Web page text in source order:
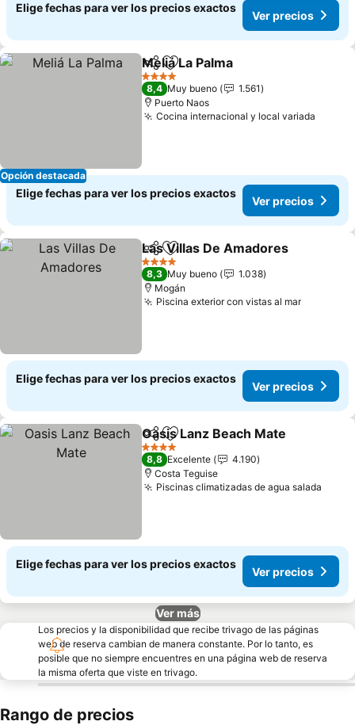
Elige fechas para ver los precios exactos
Ver precios
Opción destacada
CompartirAgregar a favoritos
Meliá La Palma
4 Estrellas
8,4 Muy bueno
1.561
Puerto Naos
Cocina internacional y local variada
Elige fechas para ver los precios exactos
Ver precios
CompartirAgregar a favoritos
Las Villas De Amadores
4 Estrellas
8,3 Muy bueno
1.038
Mogán
Piscina exterior con vistas al mar
Elige fechas para ver los precios exactos
Ver precios
CompartirAgregar a favoritos
Oasis Lanz Beach Mate
4 Estrellas
8,8 Excelente
4.190
Costa Teguise
Piscinas climatizadas de agua salada
Elige fechas para ver los precios exactos
Ver precios
Ver más
Los precios y la disponibilidad que recibe trivago de las páginas
web de reserva cambian de manera constante. Por lo tanto, es
posible que no siempre encuentres en una página web de reserva
la misma oferta que viste en trivago.
Rango de precios